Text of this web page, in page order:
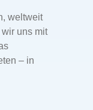
weltweit
uns mit
– in